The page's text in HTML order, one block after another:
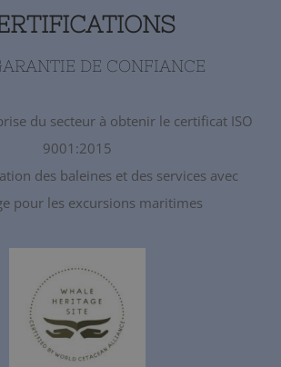
DE CONFIANCE
du secteur à obtenir le certificat ISO
9001:2015
des baleines et des services avec
pour les excursions maritimes